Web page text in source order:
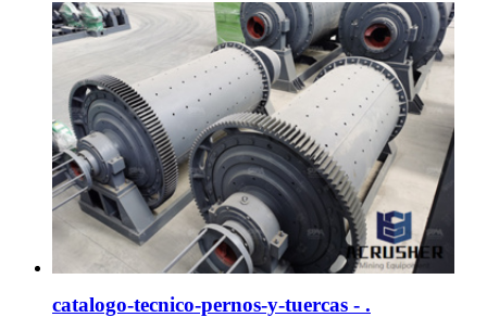
catalogo-tecnico-pernos-y-tuercas - .